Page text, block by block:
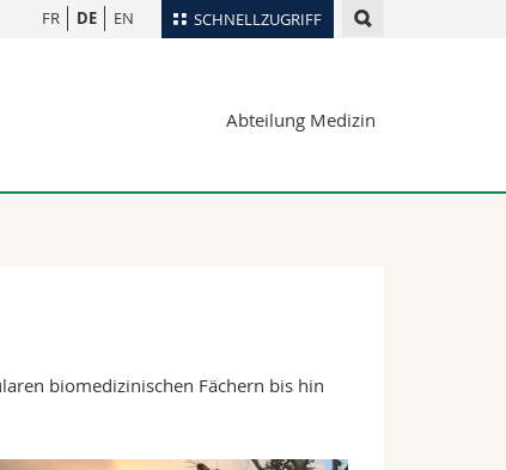
SCHNELLZUGRIFF
Webmail
FR DE EN
Abteilung Medizin
biomedizinischen Fächern bis hin